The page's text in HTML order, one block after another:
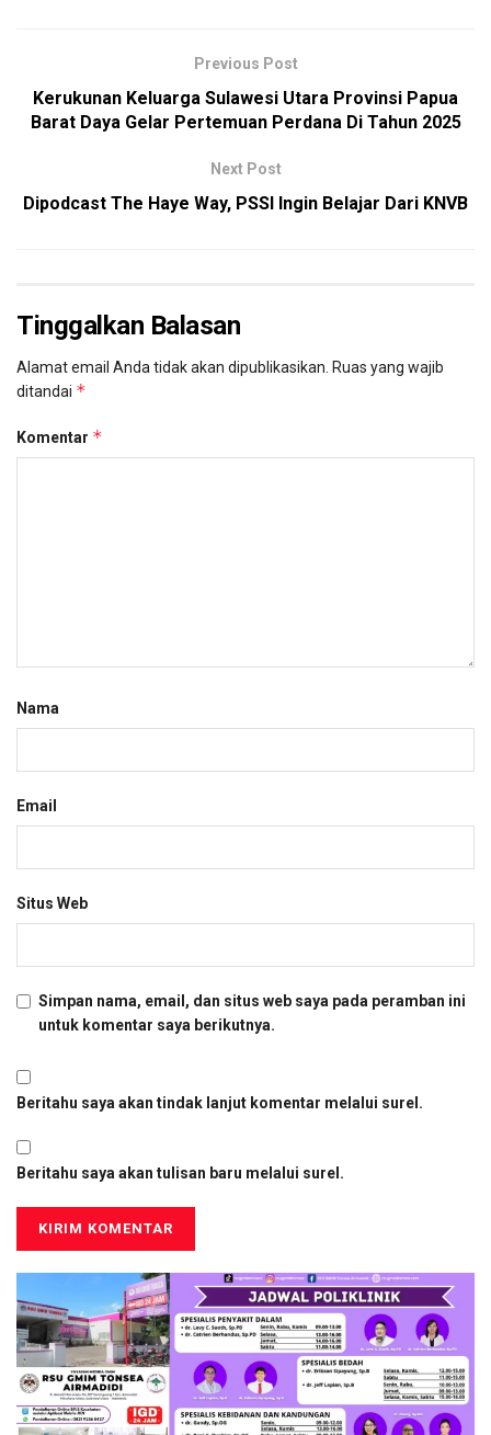
Previous Post
Kerukunan Keluarga Sulawesi Utara Provinsi Papua
Barat Daya Gelar Pertemuan Perdana Di Tahun 2025
Next Post
Dipodcast The Haye Way, PSSI Ingin Belajar Dari KNVB
Tinggalkan Balasan
Alamat email Anda tidak akan dipublikasikan. Ruas yang wajib
ditandai *
Komentar *
Nama
Email
Situs Web
Simpan nama, email, dan situs web saya pada peramban ini
untuk komentar saya berikutnya.
Beritahu saya akan tindak lanjut komentar melalui surel.
Beritahu saya akan tulisan baru melalui surel.